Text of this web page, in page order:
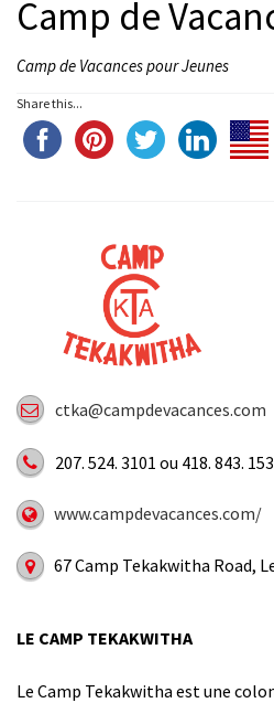
Camp de
Camp de Vacances pour Jeunes
Share this...
ctka@campdevacances.com
207. 524. 3101 ou 418. 843.
www.campdevacances.com/
67 Camp Tekakwitha Road,
LE CAMP TEKAKWITHA
Le Camp Tekakwitha est une